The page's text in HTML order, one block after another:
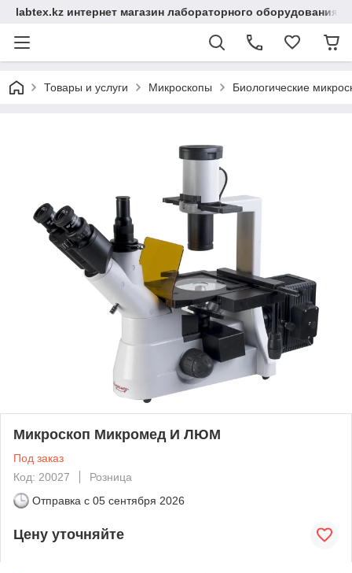
labtex.kz интернет магазин лабораторного оборудования
Товары и услуги Микроскопы Биологические
Микроскоп Микромед И ЛЮМ
Под заказ
Код: 20027
Розница
Отправка с 05 сентября 2026
Цену уточняйте